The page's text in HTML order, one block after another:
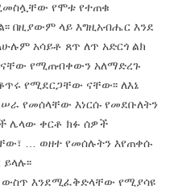
የሞቱ የተጠቁ
በዚያውም ላይ እግዚአብሔር እንደ
አሳይቶ ጸጥ ለጥ አድርጎ ልክ
የሚጠብቀውን አለማድረጉ
የሚደርጋቸው ናቸው፡፡ ለእኔ
የመሰላቸው እነርሱ የመደቡለትን
ሌላው ቀርቶ ክፉ ሰዎች
… ወዘተ የመሰሉትን እየጠቀሱ
ውስጥ እንደሚፈቅድላቸው የሚያሳዩ